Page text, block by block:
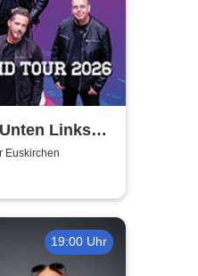
Links
Euskirchen
19:00 Uhr